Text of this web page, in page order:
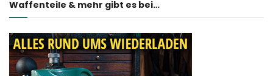
Waffenteile & mehr gibt es bei…